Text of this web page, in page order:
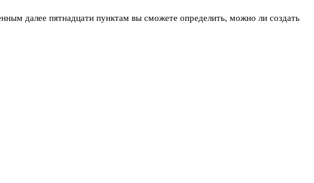
далее пятнадцати пунктам вы сможете определить, можно ли создать